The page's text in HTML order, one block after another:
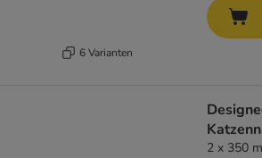
6 Varianten
2 x 350